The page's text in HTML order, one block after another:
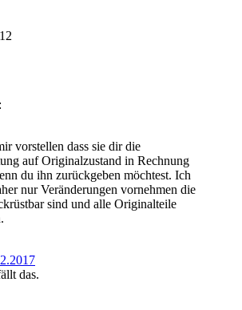
vorstellen dass sie dir die
auf Originalzustand in Rechnung
du ihn zurückgeben möchtest. Ich
nur Veränderungen vornehmen die
sind und alle Originalteile
das.